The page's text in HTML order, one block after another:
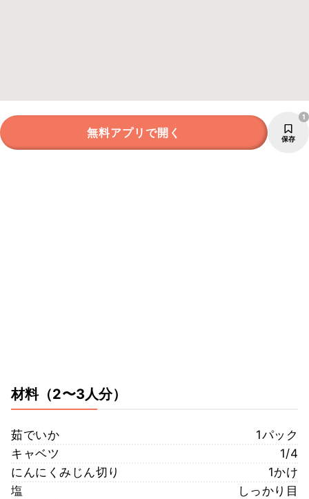
無料アプリで開く 保存
1
材料（2〜3人分）
茹でいか
1パック
キャベツ
1/4
にんにくみじん切り
1かけ
塩
しっかり目